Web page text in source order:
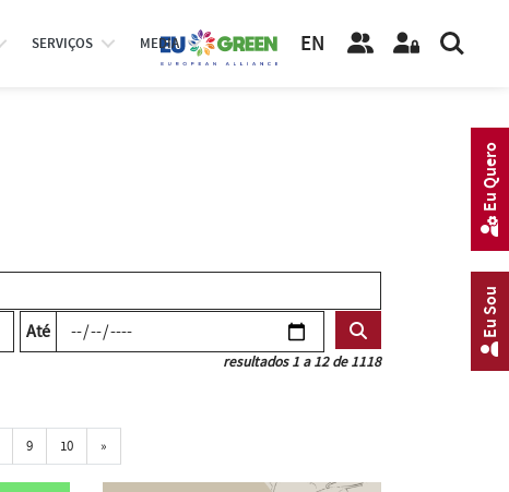
SERVIÇOS MEDIA EN
Até
resultados 1 a 12 de 1118
9 10 »Próxima
Eu Sou
Eu Quero